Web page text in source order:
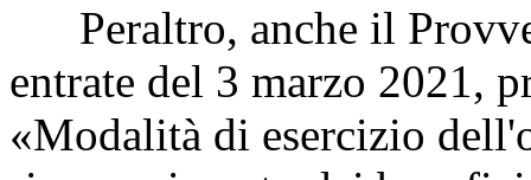
Peraltro, anche il
entrate del 3 marzo 2021,
«Modalità di esercizio